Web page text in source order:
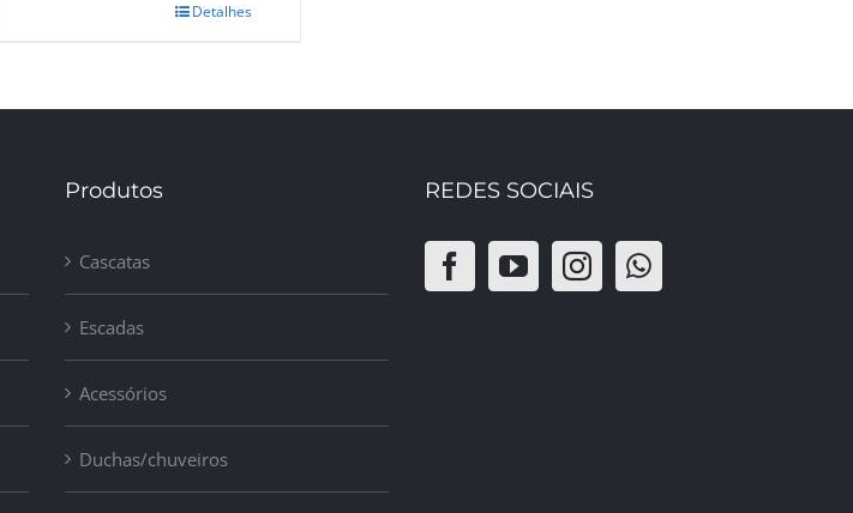
Detalhes
Produtos
Cascatas
Escadas
Acessórios
Duchas/chuveiros
REDES SOCIAIS